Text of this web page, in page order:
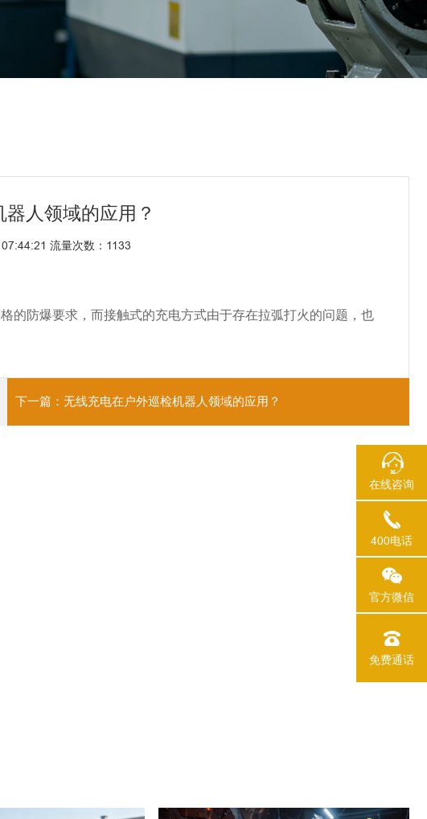
人领域的应用？
流量次数： 1133
的防爆要求，而接触式的充电方式由于存在拉弧打火的问题，也
下一篇：无线充电在户外巡检机器人领域的应用？
在线咨询
400电话
官方微信
免费通话